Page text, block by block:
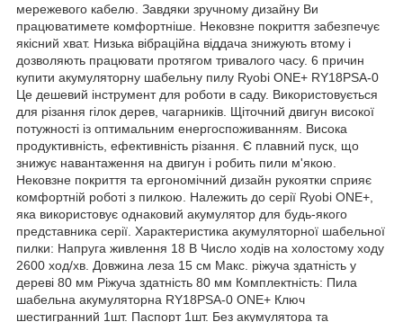
мережевого кабелю. Завдяки зручному дизайну Ви
працюватимете комфортніше. Нековзне покриття забезпечує
якісний хват. Низька вібраційна віддача знижують втому і
дозволяють працювати протягом тривалого часу. 6 причин
купити акумуляторну шабельну пилу Ryobi ONE+ RY18PSA-0
Це дешевий інструмент для роботи в саду. Використовується
для різання гілок дерев, чагарників. Щіточний двигун високої
потужності із оптимальним енергоспоживанням. Висока
продуктивність, ефективність різання. Є плавний пуск, що
знижує навантаження на двигун і робить пили м'якою.
Нековзне покриття та ергономічний дизайн рукоятки сприяє
комфортній роботі з пилкою. Належить до серії Ryobi ONE+,
яка використовує однаковий акумулятор для будь-якого
представника серії. Характеристика акумуляторної шабельної
пилки: Напруга живлення 18 В Число ходів на холостому ходу
2600 ход/хв. Довжина леза 15 см Макс. ріжуча здатність у
дереві 80 мм Ріжуча здатність 80 мм Комплектність: Пила
шабельна акумуляторна RY18PSA-0 ONE+ Ключ
шестигранний 1шт. Паспорт 1шт. Без акумулятора та